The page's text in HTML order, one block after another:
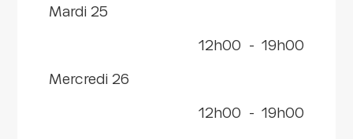
mardi 25
12h00 - 19h00
mercredi 26
12h00 - 19h00